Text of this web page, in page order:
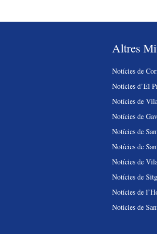
Altres
Notícies de
Notícies d’El
Notícies de
Notícies de
Notícies de
Notícies de
Notícies de
Notícies de
Notícies de
Notícies de